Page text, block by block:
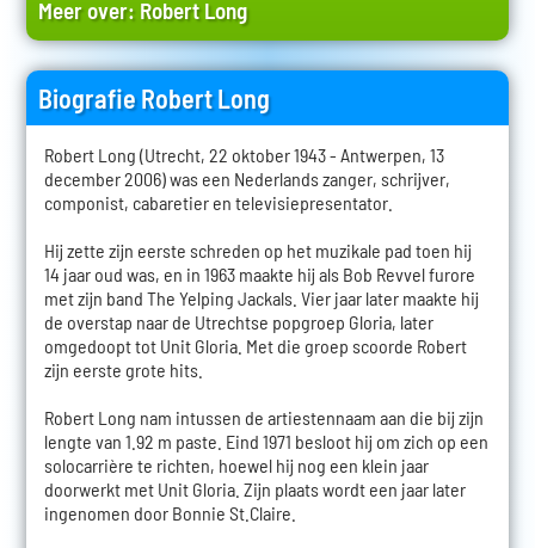
Meer over: Robert Long
Biografie Robert Long
Robert Long (Utrecht, 22 oktober 1943 - Antwerpen, 13
december 2006) was een Nederlands zanger, schrijver,
componist, cabaretier en televisiepresentator.
Hij zette zijn eerste schreden op het muzikale pad toen hij
14 jaar oud was, en in 1963 maakte hij als Bob Revvel furore
met zijn band The Yelping Jackals. Vier jaar later maakte hij
de overstap naar de Utrechtse popgroep Gloria, later
omgedoopt tot Unit Gloria. Met die groep scoorde Robert
zijn eerste grote hits.
Robert Long nam intussen de artiestennaam aan die bij zijn
lengte van 1.92 m paste. Eind 1971 besloot hij om zich op een
solocarrière te richten, hoewel hij nog een klein jaar
doorwerkt met Unit Gloria. Zijn plaats wordt een jaar later
ingenomen door Bonnie St.Claire.